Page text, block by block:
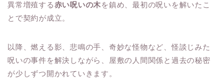
異常増殖する赤い呪いの木を鎮め、最初の呪いを解いたこ
とで契約が成立。
以降、燃える影、悲鳴の手、奇妙な怪物など、怪談じみた
呪いの事件を解決しながら、屋敷の人間関係と過去の秘密
が少しずつ開かれていきます。